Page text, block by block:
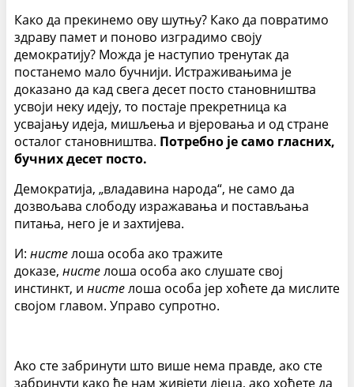
Како да прекинемо ову шутњу? Како да повратимо
здраву памет и поново изградимо своју
демократију? Можда је наступио тренутак да
постанемо мало бучнији. Истраживањима је
доказано да кад свега десет посто становништва
усвоји неку идеју, то постаје прекретница ка
усвајању идеја, мишљења и вјеровања и од стране
осталог становништва. Потребно је само гласних,
бучних десет посто.
Демократија, „владавина народа“, не само да
дозвољава слободу изражавања и постављања
питања, него је и захтијева.
И: нистелоша особа ако тражите
доказе, нистелоша особа ако слушате свој
инстинкт, и нистелоша особа јер хоћете да мислите
својом главом. Управо супротно.
Ако сте забринути што више нема правде, ако сте
забринути како ће нам живјети дјеца, ако хоћете да